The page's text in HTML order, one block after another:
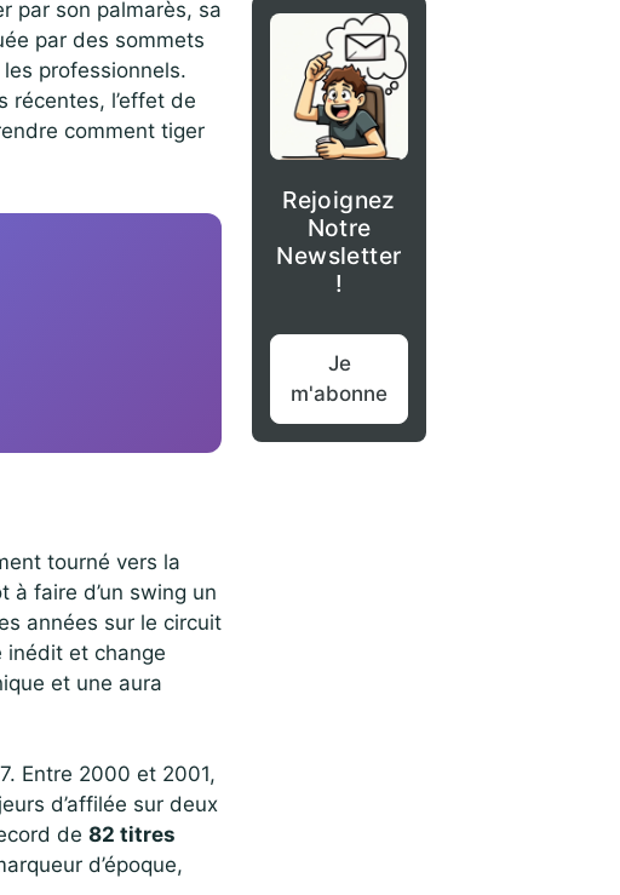
par son palmarès, sa
par des sommets
professionnels.
récentes, l’effet de
comment tiger
tourné vers la
faire d’un swing un
années sur le circuit
inédit et change
et une aura
Entre 2000 et 2001,
d’affilée sur deux
de 82 titres
d’époque,
Rejoignez
Notre
Newsletter
!
Je
m'abonne